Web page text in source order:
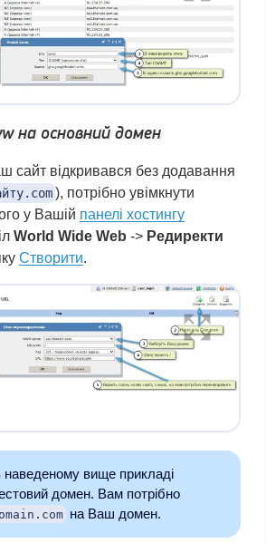
на основний домен
сайт відкривався без додавання
), потрібно увімкнути
у Вашій панелі хостингу
World Wide Web -> Редиректи
Створити.
наведеному вище прикладі
домен. Вам потрібно
на Ваш домен.